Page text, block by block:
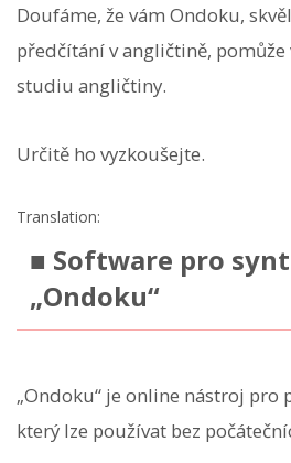
Doufáme, že vám Ondoku,
předčítání v angličtině, pomůže
studiu angličtiny.
Určitě ho vyzkoušejte.
Translation:
■ Software pro
„Ondoku“
„Ondoku“ je online nástroj pro
který lze používat bez